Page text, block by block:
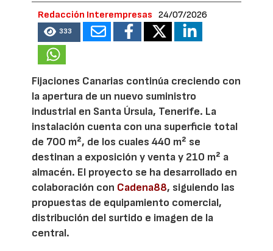
Redacción Interempresas 24/07/2026
333
Fijaciones Canarias continúa creciendo con
la apertura de un nuevo suministro
industrial en Santa Úrsula, Tenerife. La
instalación cuenta con una superficie total
de 700 m², de los cuales 440 m² se
destinan a exposición y venta y 210 m² a
almacén. El proyecto se ha desarrollado en
colaboración con Cadena88, siguiendo las
propuestas de equipamiento comercial,
distribución del surtido e imagen de la
central.